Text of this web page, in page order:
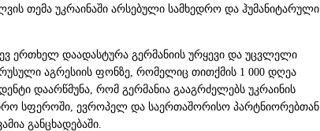
თემა უკრაინაში არსებული სამხედრო და ჰუმანიტარული
ერთხელ დაადასტურა გერმანიის ურყევი და უცვლელი
აგრესიის ფონზე, რომელიც თითქმის 1 000 დღეა
დაარწმუნა, რომ გერმანია გააგრძელებს უკრაინის
სფეროში, ევროპელ და საერთაშორისო პარტნიორებთან
განცხადებაში.